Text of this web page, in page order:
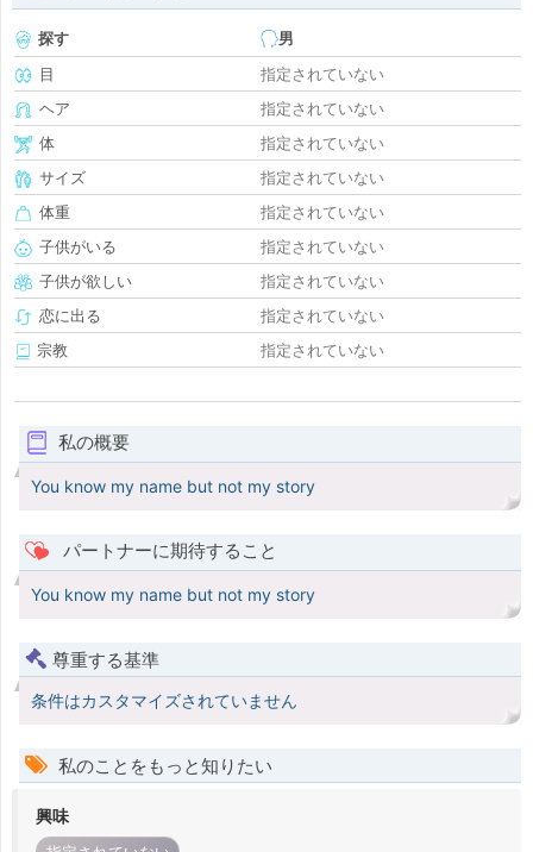
探す
男
目
指定されていない
ヘア
指定されていない
体
指定されていない
サイズ
指定されていない
体重
指定されていない
子供がいる
指定されていない
子供が欲しい
指定されていない
恋に出る
指定されていない
宗教
指定されていない
私の概要
You know my name but not my story
パートナーに期待すること
You know my name but not my story
尊重する基準
条件はカスタマイズされていません
私のことをもっと知りたい
興味